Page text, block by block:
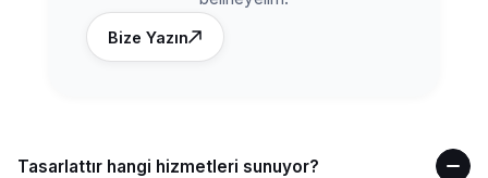
Bize Yazın
Tasarlattır hangi hizmetleri sunuyor?